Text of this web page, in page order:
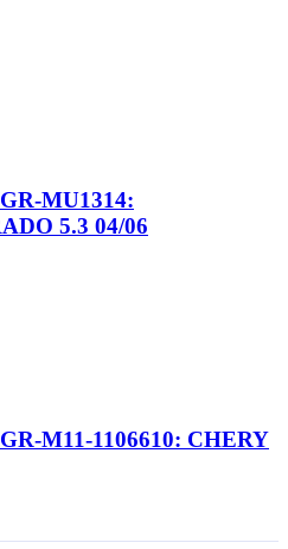
MU1314:
5.3 04/06
M11-1106610: CHERY